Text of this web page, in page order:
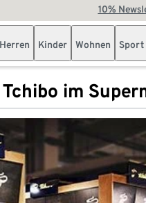
10%
Herren Kinder Wohnen Sport
im